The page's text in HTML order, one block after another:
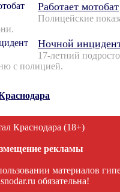
Работает мотобат
Полицейские
Ночной
17-летний
с полицией.
Краснодара (18+)
рекламы
материалов
обязательна!